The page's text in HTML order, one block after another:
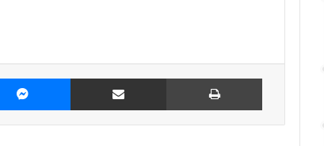
Messenger Share via Email